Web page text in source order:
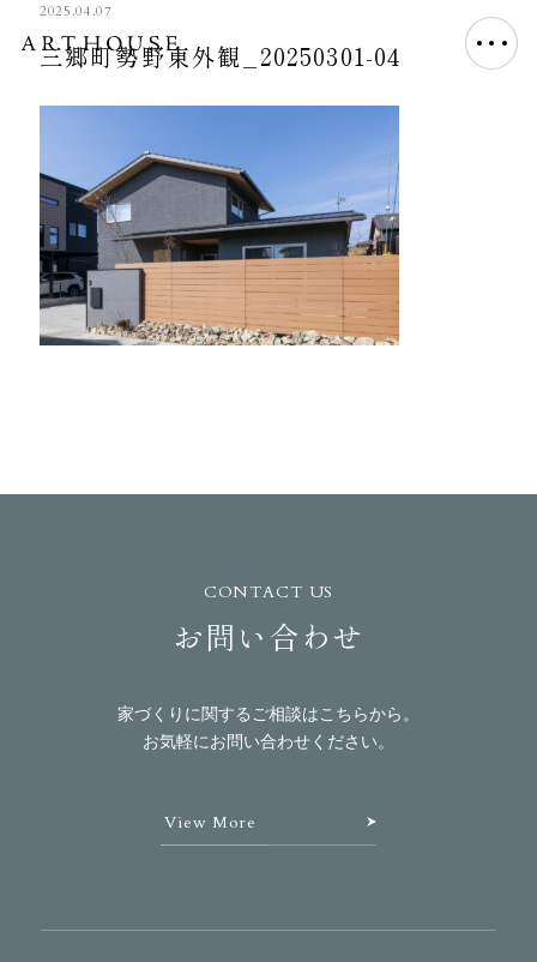
2025.04.07
三郷町勢野東外観_20250301-04
CONTACT US
お問い合わせ
家づくりに関するご相談はこちらから。
お気軽にお問い合わせください。
View More